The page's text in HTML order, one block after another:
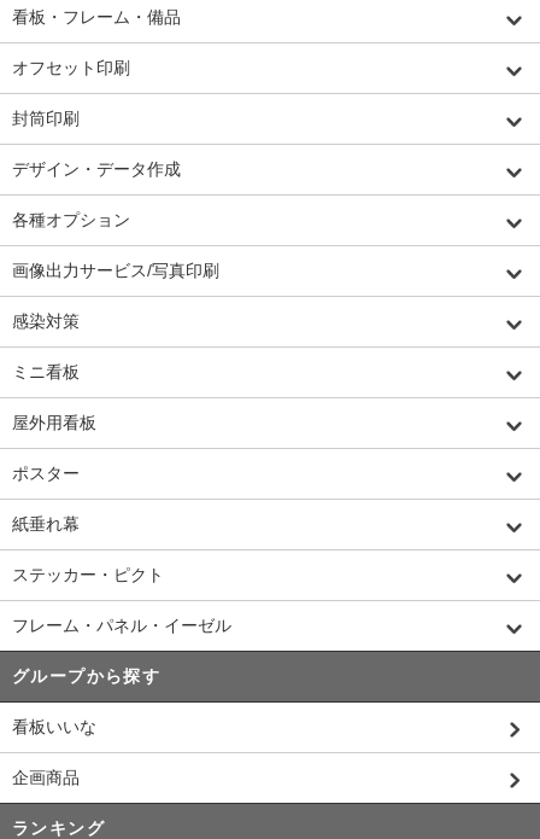
看板・フレーム・備品
オフセット印刷
封筒印刷
デザイン・データ作成
各種オプション
画像出力サービス/写真印刷
感染対策
ミニ看板
屋外用看板
ポスター
紙垂れ幕
ステッカー・ピクト
フレーム・パネル・イーゼル
グループから探す
看板いいな
企画商品
ランキング